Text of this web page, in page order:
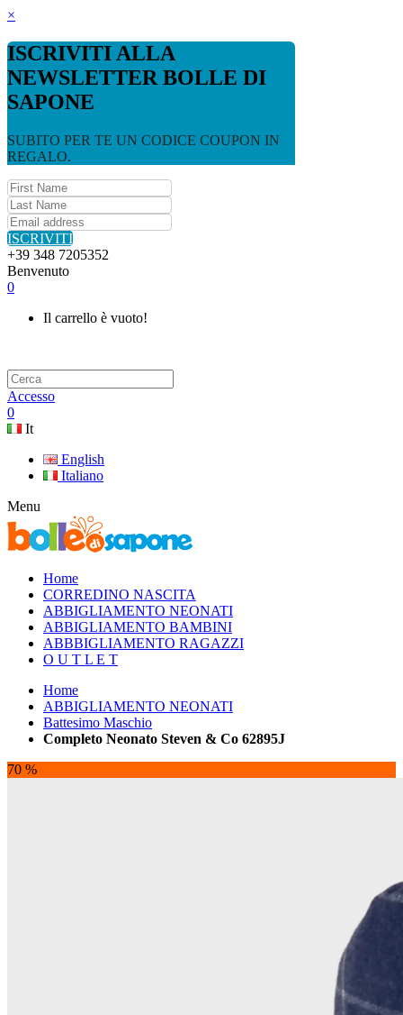
×
ISCRIVITI ALLA
NEWSLETTER BOLLE DI
SAPONE
SUBITO PER TE UN CODICE COUPON IN
REGALO.
ISCRIVITI
+39 348 7205352
Benvenuto
0
Il carrello è vuoto!
Accesso
0
It
English
Italiano
Menu
Home
CORREDINO NASCITA
ABBIGLIAMENTO NEONATI
ABBIGLIAMENTO BAMBINI
ABBBIGLIAMENTO RAGAZZI
O U T L E T
Home
ABBIGLIAMENTO NEONATI
Battesimo Maschio
Completo Neonato Steven & Co 62895J
70 %